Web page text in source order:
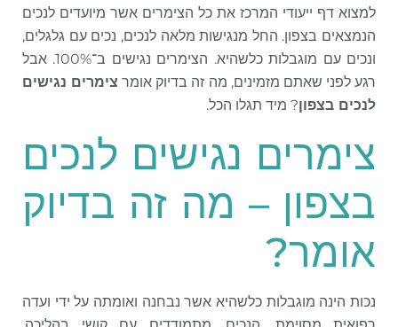
למצוא דף ייעודי המרכז את כל הצימרים אשר מיועדים לנכים
הנמצאים בצפון. החל מנגישות מלאה לנכים, נכים עם גלגלים,
ונכים עם מוגבלות כלשהיא. הצימרים נגישים ב־100%. אבל
רגע לפני שאתם מזמינים, מה זה בדיוק אומרצימרים נגישים
לנכים בצפון? מיד תגלו הכל.
צימרים נגישים לנכים
בצפון – מה זה בדיוק
אומר?
נכות הינה מוגבלות כלשהיא אשר נבחנה ואומתה על ידי ועדה